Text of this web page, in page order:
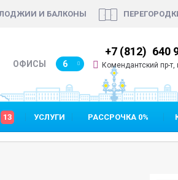
И БАЛКОНЫ
ОФИСЫ 6
+7 (812) 640
Комендантский пр-
13 УСЛУГИ РАССРОЧКА 0%